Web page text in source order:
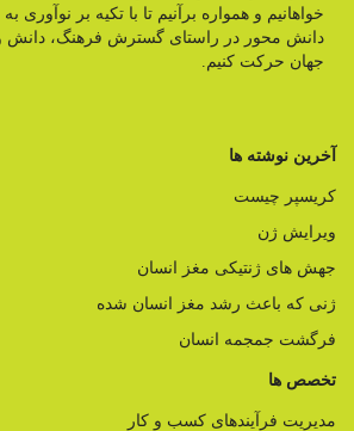
خواهانیم و همواره برآنیم تا با تکیه بر نوآوری
دانش محور در راستای گسترش فرهنگ، دانش
جهان حرکت کنیم.
آخرین نوشته ها
کریسپر چیست
ویرایش ژن
جهش های ژنتیکی مغز انسان
ژنی که باعث رشد مغز انسان شده
فرگشت جمجمه انسان
تخصص ها
مدیریت فرآیندهای کسب و کار